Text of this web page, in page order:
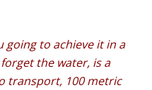
going to achieve it in a
the water, is a
transport, 100 metric